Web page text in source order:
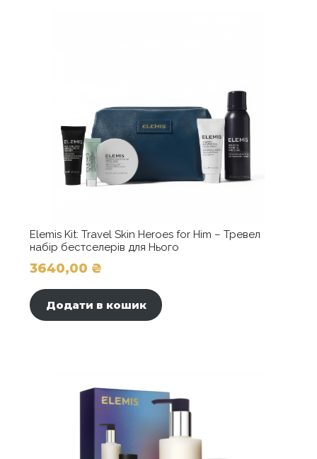
Elemis Kit: Travel Skin Heroes for Him – Тревел
набір бестселерів для Нього
3640,00 ₴
Додати в кошик